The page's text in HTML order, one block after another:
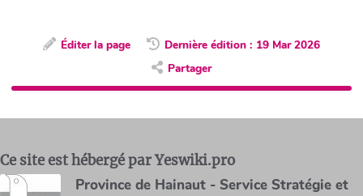
Éditer la page
Dernière édition : 19 Mar 2026
Partager
Ce site est hébergé par Yeswiki.pro
Province de Hainaut - Service Stratégie et